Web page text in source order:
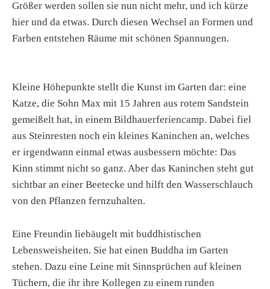
Größer werden sollen sie nun nicht mehr, und ich kürze
hier und da etwas. Durch diesen Wechsel an Formen und
Farben entstehen Räume mit schönen Spannungen.
Kleine Höhepunkte stellt die Kunst im Garten dar: eine
Katze, die Sohn Max mit 15 Jahren aus rotem Sandstein
gemeißelt hat, in einem Bildhauerferiencamp. Dabei fiel
aus Steinresten noch ein kleines Kaninchen an, welches
er irgendwann einmal etwas ausbessern möchte: Das
Kinn stimmt nicht so ganz. Aber das Kaninchen steht gut
sichtbar an einer Beetecke und hilft den Wasserschlauch
von den Pflanzen fernzuhalten.
Eine Freundin liebäugelt mit buddhistischen
Lebensweisheiten. Sie hat einen Buddha im Garten
stehen. Dazu eine Leine mit Sinnsprüchen auf kleinen
Tüchern, die ihr ihre Kollegen zu einem runden